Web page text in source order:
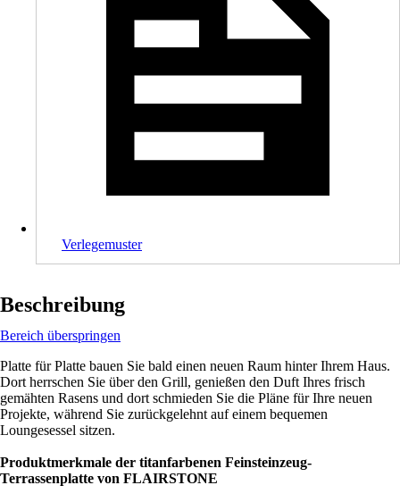
Verlegemuster
Beschreibung
Bereich überspringen
Platte für Platte bauen Sie bald einen neuen Raum hinter Ihrem Haus.
Dort herrschen Sie über den Grill, genießen den Duft Ihres frisch
gemähten Rasens und dort schmieden Sie die Pläne für Ihre neuen
Projekte, während Sie zurückgelehnt auf einem bequemen
Loungesessel sitzen.
Produktmerkmale der titanfarbenen Feinsteinzeug-
Terrassenplatte von FLAIRSTONE